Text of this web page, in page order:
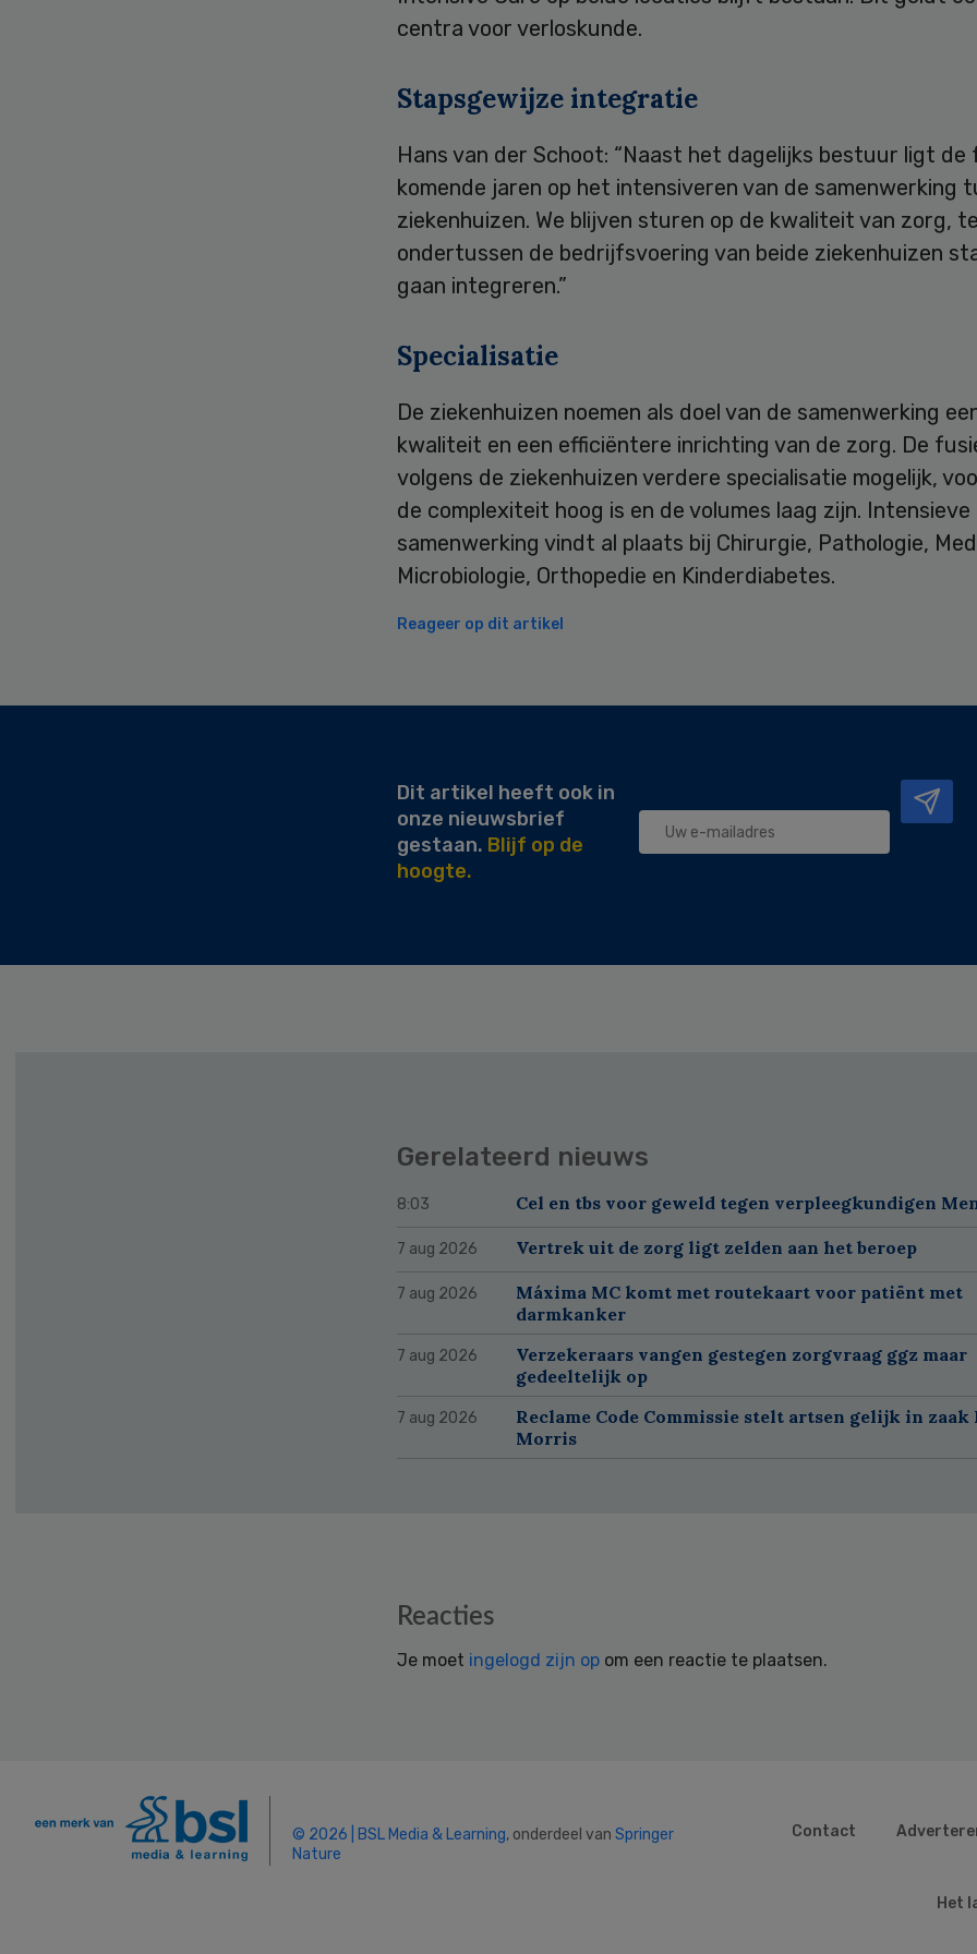
centra voor verloskunde.
Stapsgewijze integratie
Hans van der Schoot: “Naast het dagelijks bestuur ligt de
komende jaren op het intensiveren van de samenwerking
ziekenhuizen. We blijven sturen op de kwaliteit van zorg,
ondertussen de bedrijfsvoering van beide ziekenhuizen
gaan integreren.”
Specialisatie
De ziekenhuizen noemen als doel van de samenwerking
kwaliteit en een efficiëntere inrichting van de zorg. De
volgens de ziekenhuizen verdere specialisatie mogelijk,
de complexiteit hoog is en de volumes laag zijn. Intensieve
samenwerking vindt al plaats bij Chirurgie, Pathologie,
Microbiologie, Orthopedie en Kinderdiabetes.
Reageer op dit artikel
Dit artikel heeft ook in
onze nieuwsbrief
gestaan. Blijf op de
hoogte.
Gerelateerd nieuws
8:03 Cel en tbs voor geweld tegen verpleegkundigen
7 aug 2026 Vertrek uit de zorg ligt zelden aan het beroep
7 aug 2026
Máxima MC komt met routekaart voor patiënt met
darmkanker
7 aug 2026
Verzekeraars vangen gestegen zorgvraag ggz maar
gedeeltelijk op
7 aug 2026
Reclame Code Commissie stelt artsen gelijk in
Morris
Reacties
Je moet ingelogd zijn op om een reactie te plaatsen.
© 2026 | BSL Media & Learning, onderdeel van Springer
Nature
Contact
Het